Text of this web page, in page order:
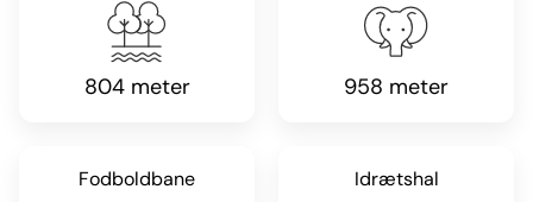
804 meter 958 meter
Fodboldbane Idrætshal